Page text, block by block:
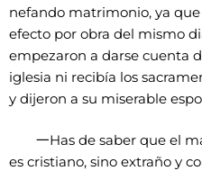
nefando matrimonio, ya
efecto por obra del mismo
empezaron a darse cuenta
iglesia ni recibía los
y dijeron a su miserable
一Has de saber que el
es cristiano, sino extraño y